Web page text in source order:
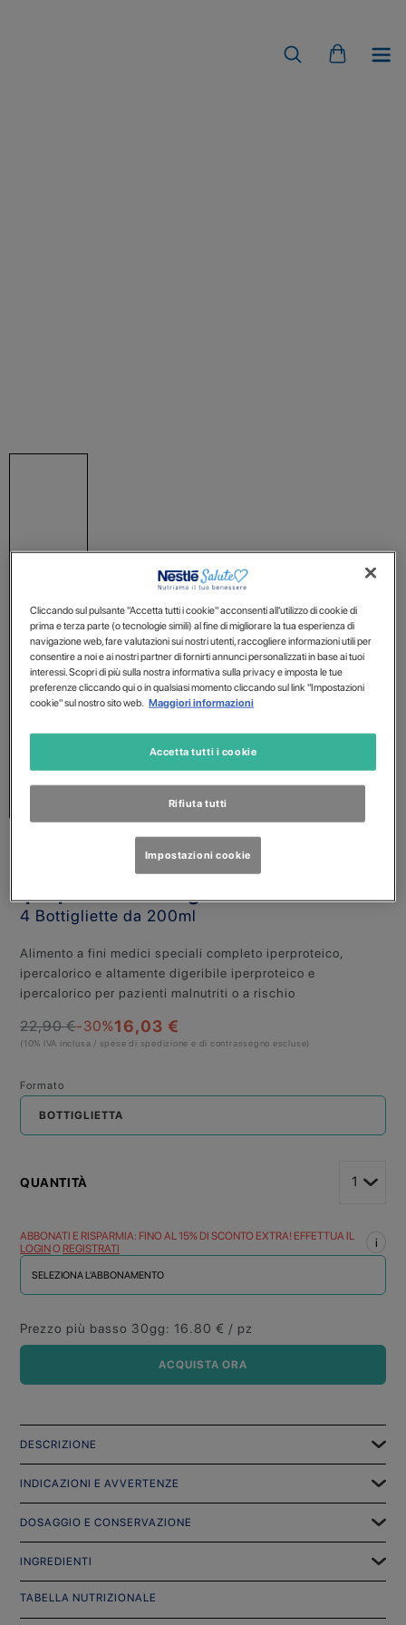
HP/HC ipercalorico e
4 Bottigliette da 200ml
Alimento a fini medici speciali completo iperproteico,
ipercalorico e altamente digeribile iperproteico e
ipercalorico per pazienti malnutriti o a rischio
16,03 €
22,90 €-30%
(10% IVA inclusa / spese di spedizione e di contrassegno escluse)
Formato
BOTTIGLIETTA
QUANTITÀ
ABBONATI E RISPARMIA: FINO AL 15% DI SCONTO EXTRA! EFFETTUA IL
LOGINO REGISTRATI i
SELEZIONA L'ABBONAMENTO
Prezzo più basso 30gg: 16.80 € / pz
ACQUISTA ORA
DESCRIZIONE
INDICAZIONI E AVVERTENZE
DOSAGGIO E CONSERVAZIONE
INGREDIENTI
TABELLA NUTRIZIONALE
Cliccando sul pulsante "Accetta tutti i cookie" acconsenti all'utilizzo di cookie di
prima e terza parte (o tecnologie simili) al fine di migliorare la tua esperienza di
navigazione web, fare valutazioni sui nostri utenti, raccogliere informazioni utili per
consentire a noi e ai nostri partner di fornirti annunci personalizzati in base ai tuoi
interessi. Scopri di più sulla nostra informativa sulla privacy e imposta le tue
preferenze cliccando qui o in qualsiasi momento cliccando sul link "Impostazioni
cookie" sul nostro sito web. Maggiori informazioni
Rifiuta tutti
Accetta tutti i cookie
Impostazioni cookie